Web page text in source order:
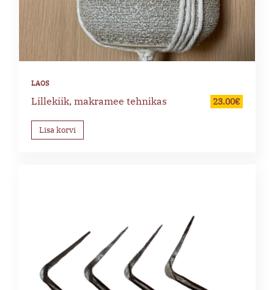
Lillekiik, makramee tehnikas 23.00€
Lisa korvi